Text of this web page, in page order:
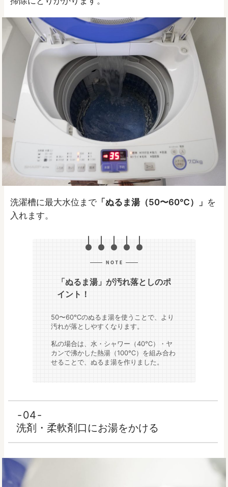
洗濯槽に最大水位まで 「ぬるま湯（50〜60℃）」 を
入れます。
「ぬるま湯」が汚れ落としのポ
イント！
50〜60℃のぬるま湯を使うことで、より
汚れが落としやすくなります。
私の場合は、水・シャワー（40℃）・ヤ
カンで沸かした熱湯（100℃）を組み合わ
せることで、ぬるま湯を作りました。
04
洗剤・柔軟剤口にお湯をかける